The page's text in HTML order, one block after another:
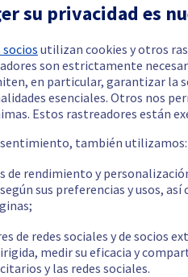
su privacidad es
sociosutilizan cookies y otros
son estrictamente
en particular, garantizar la
esenciales. Otros nos
Estos rastreadores están
también utilizamos:
de rendimiento y
sus preferencias y usos,
de redes sociales y de socios
medir su eficacia y
y las redes sociales.